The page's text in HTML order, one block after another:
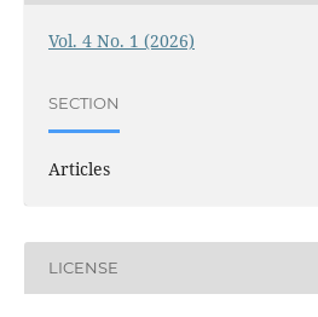
Vol. 4 No. 1 (2026)
SECTION
Articles
LICENSE